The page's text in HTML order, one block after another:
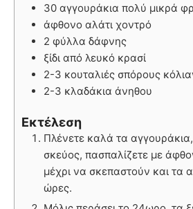
30 αγγουράκια πολύ μικρά
άφθονο αλάτι χοντρό
2 φύλλα δάφνης
ξίδι από λευκό κρασί
2-3 κουταλιές σπόρους
2-3 κλαδάκια άνηθου
Εκτέλεση
Πλένετε καλά τα
σκεύος, πασπαλίζετε με
μέχρι να σκεπαστούν και τα
ώρες.